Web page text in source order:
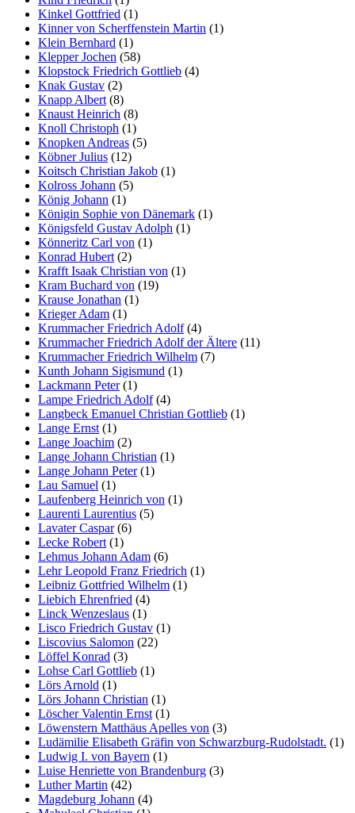
Kinkel Gottfried (1)
Kinner von Scherffenstein Martin (1)
Klein Bernhard (1)
Klepper Jochen (58)
Klopstock Friedrich Gottlieb (4)
Knak Gustav (2)
Knapp Albert (8)
Knaust Heinrich (8)
Knoll Christoph (1)
Knopken Andreas (5)
Köbner Julius (12)
Koitsch Christian Jakob (1)
Kolross Johann (5)
König Johann (1)
Königin Sophie von Dänemark (1)
Königsfeld Gustav Adolph (1)
Könneritz Carl von (1)
Konrad Hubert (2)
Krafft Isaak Christian von (1)
Kram Buchard von (19)
Krause Jonathan (1)
Krieger Adam (1)
Krummacher Friedrich Adolf(4)
Krummacher Friedrich Adolf der Ältere (11)
Krummacher Friedrich Wilhelm (7)
Kunth Johann Sigismund (1)
Lackmann Peter(1)
Lampe Friedrich Adolf(4)
Langbeck Emanuel Christian Gottlieb (1)
Lange Ernst (1)
Lange Joachim (2)
Lange Johann Christian (1)
Lange Johann Peter(1)
Lau Samuel (1)
Laufenberg Heinrich von (1)
Laurenti Laurentius (5)
Lavater Caspar(6)
Lecke Robert (1)
Lehmus Johann Adam (6)
Lehr Leopold Franz Friedrich (1)
Leibniz Gottfried Wilhelm (1)
Liebich Ehrenfried (4)
Linck Wenzeslaus (1)
Lisco Friedrich Gustav (1)
Liscovius Salomon (22)
Löffel Konrad (3)
Lohse Carl Gottlieb (1)
Lörs Arnold (1)
Lörs Johann Christian (1)
Löscher Valentin Ernst (1)
Löwenstern Matthäus Apelles von (3)
Ludämilie Elisabeth Gräfin von Schwarzburg-Rudolstadt. (1)
Ludwig I. von Bayern (1)
Luise Henriette von Brandenburg (3)
Luther Martin (42)
Magdeburg Johann (4)